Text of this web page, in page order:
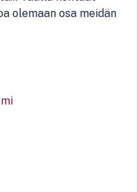
olemaan osa meidän